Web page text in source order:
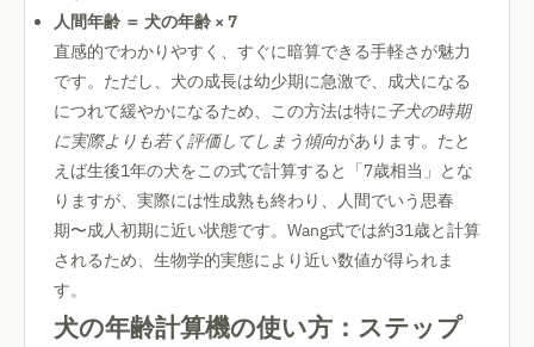
人間年齢 ＝ 犬の年齢 × 7
直感的でわかりやすく、すぐに暗算できる手軽さが魅力
です。ただし、犬の成長は幼少期に急激で、成犬になる
につれて緩やかになるため、この方法は特に子犬の時期
に実際よりも若く評価してしまう傾向があります。たと
えば生後1年の犬をこの式で計算すると「7歳相当」とな
りますが、実際には性成熟も終わり、人間でいう思春
期〜成人初期に近い状態です。Wang式では約31歳と計算
されるため、生物学的実態により近い数値が得られま
す。
犬の年齢計算機の使い方：ステップ